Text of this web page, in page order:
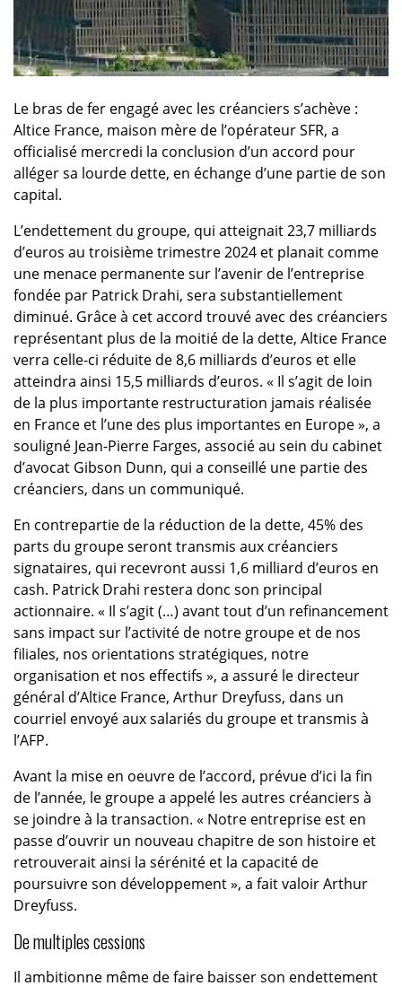
Le bras de fer engagé avec les créanciers s’achève :
Altice France, maison mère de l’opérateur SFR, a
officialisé mercredi la conclusion d’un accord pour
alléger sa lourde dette, en échange d’une partie de son
capital.
L’endettement du groupe, qui atteignait 23,7 milliards
d’euros au troisième trimestre 2024 et planait comme
une menace permanente sur l’avenir de l’entreprise
fondée par Patrick Drahi, sera substantiellement
diminué. Grâce à cet accord trouvé avec des créanciers
représentant plus de la moitié de la dette, Altice France
verra celle-ci réduite de 8,6 milliards d’euros et elle
atteindra ainsi 15,5 milliards d’euros. « Il s’agit de loin
de la plus importante restructuration jamais réalisée
en France et l’une des plus importantes en Europe », a
souligné Jean-Pierre Farges, associé au sein du cabinet
d’avocat Gibson Dunn, qui a conseillé une partie des
créanciers, dans un communiqué.
En contrepartie de la réduction de la dette, 45% des
parts du groupe seront transmis aux créanciers
signataires, qui recevront aussi 1,6 milliard d’euros en
cash. Patrick Drahi restera donc son principal
actionnaire. « Il s’agit (…) avant tout d’un refinancement
sans impact sur l’activité de notre groupe et de nos
filiales, nos orientations stratégiques, notre
organisation et nos effectifs », a assuré le directeur
général d’Altice France, Arthur Dreyfuss, dans un
courriel envoyé aux salariés du groupe et transmis à
l’AFP.
Avant la mise en oeuvre de l’accord, prévue d’ici la fin
de l’année, le groupe a appelé les autres créanciers à
se joindre à la transaction. « Notre entreprise est en
passe d’ouvrir un nouveau chapitre de son histoire et
retrouverait ainsi la sérénité et la capacité de
poursuivre son développement », a fait valoir Arthur
Dreyfuss.
De multiples cessions
Il ambitionne même de faire baisser son endettement